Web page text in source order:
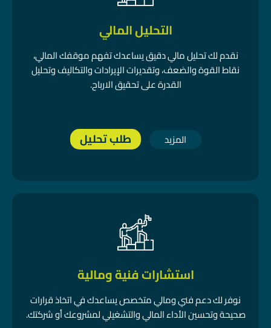
التحليل المالي
نقدم لك تحليل مالي دقيق يساعدك تفهم موقفك المالي،
نقاط القوة والضعف، وتقديرات الإيرادات والتكاليف وتحليل
القدرة على تحقيق الارباح.
المزيد طلب تحليل
استشارات فنية ومالية
نوفر لك دعم فني ومالي متخصص يساعدك في اتخاذ قرارات
صحيحة وتحسين الأداء المالي والتشغيلي لمشروعك أو شركتك.